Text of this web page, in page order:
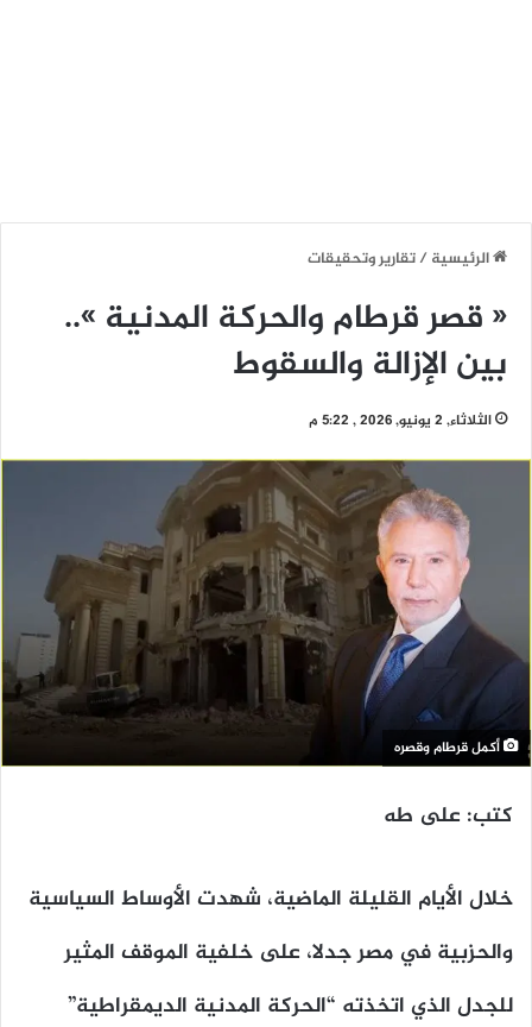
الرئيسية/تقارير وتحقيقات
« قصر قرطام والحركة المدنية »..
بين الإزالة والسقوط
الثلاثاء, 2 يونيو, 2026 , 5:22 م
أكمل قرطام وقصره
كتب: على طه
خلال الأيام القليلة الماضية، شهدت الأوساط السياسية
والحزبية في مصر جدلا، على خلفية الموقف المثير
للجدل الذي اتخذته “الحركة المدنية الديمقراطية”